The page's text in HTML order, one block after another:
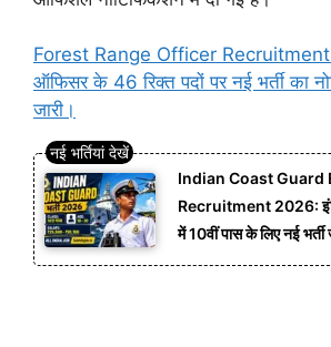
Forest Range Officer
ऑफिसर के 46 रिक्त पदों पर नई भर्ती का
जारी।
Indian Coast Guard
Recruitment 2026:
में 10वीं पास के लिए नई भर्ती